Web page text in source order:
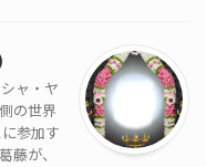
ャ・ヤ
の世界
参加す
藤が、